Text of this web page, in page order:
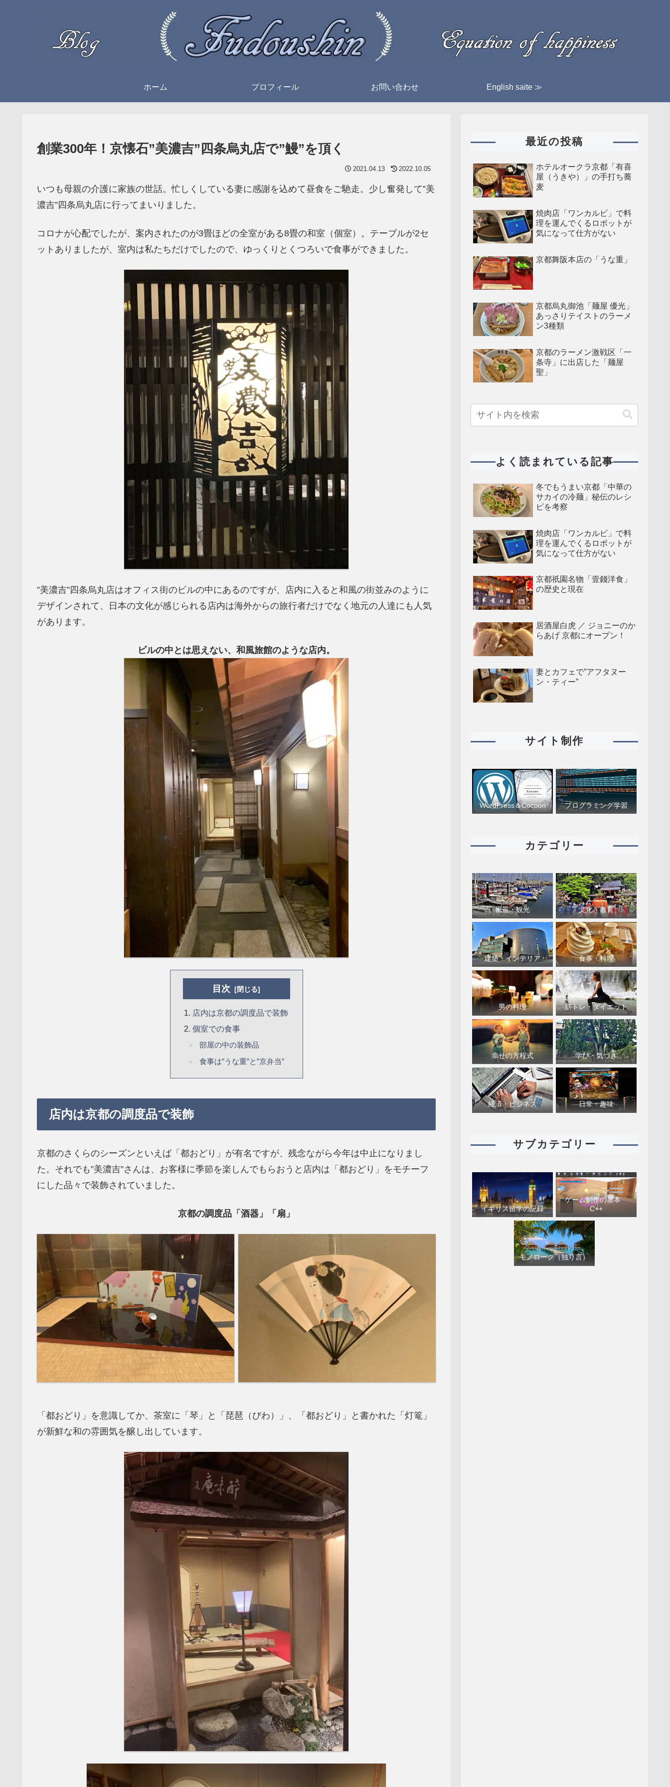
ホーム プロフィール お問い合わせ English saite ≫
創業300年！京懐石”美濃吉”四条烏丸店で”鰻”を頂く
2021.04.13 2022.10.05
いつも母親の介護に家族の世話。忙しくしている妻に感謝を込めて昼食をご馳走。少し奮発して”美
濃吉”四条烏丸店に行ってまいりました。
コロナが心配でしたが、案内されたのが3畳ほどの全室がある8畳の和室（個室）。テーブルが2セ
ットありましたが、室内は私たちだけでしたので、ゆっくりとくつろいで食事ができました。
”美濃吉”四条烏丸店はオフィス街のビルの中にあるのですが、店内に入ると和風の街並みのように
デザインされて、日本の文化が感じられる店内は海外からの旅行者だけでなく地元の人達にも人気
があります。
ビルの中とは思えない、和風旅館のような店内。
目次
店内は京都の調度品で装飾
個室での食事
部屋の中の装飾品
食事は”うな重”と”京弁当”
店内は京都の調度品で装飾
京都のさくらのシーズンといえば「都おどり」が有名ですが、残念ながら今年は中止になりまし
た。それでも”美濃吉”さんは、お客様に季節を楽しんでもらおうと店内は「都おどり」をモチーフ
にした品々で装飾されていました。
京都の調度品「酒器」「扇」
「都おどり」を意識してか、茶室に「琴」と「琵琶（びわ）」、「都おどり」と書かれた「灯篭」
が新鮮な和の雰囲気を醸し出しています。
最近の投稿
ホテルオークラ京都「有喜
屋（うきや）」の手打ち蕎
麦
焼肉店「ワンカルビ」で料
理を運んでくるロボットが
気になって仕方がない
京都舞阪本店の「うな重」
京都烏丸御池「麺屋 優光」
あっさりテイストのラーメ
ン3種類
京都のラーメン激戦区「一
条寺」に出店した「麺屋
聖」
よく読まれている記事
冬でもうまい京都「中華の
サカイの冷麺」秘伝のレシ
ピを考察
焼肉店「ワンカルビ」で料
理を運んでくるロボットが
気になって仕方がない
京都祇園名物「壹錢洋食」
の歴史と現在
居酒屋白虎 ／ ジョニーのか
らあげ 京都にオープン！
妻とカフェで”アフタヌー
ン・ティー”
サイト制作
WordPress＆Cocoon プログラミング学習
カテゴリー
風景・観光 文化・教育
建築・インテリア 食事・料理
男の料理 筋トレ・ダイエット
幸せの方程式 学び・気づき
経済・ビジネス 日常・趣味
サブカテゴリー
イギリス留学の記録
ゲーム制作の基本
C++
モノローグ（独り言）